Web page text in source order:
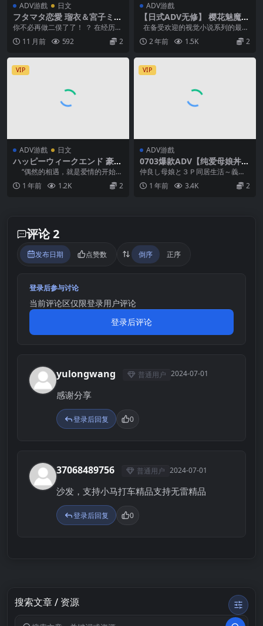
ADV游戲 日文
フタマタ恋愛 瑠衣＆宮子ミニ
アフターストーリー 通常版
(ver20222.08.26)
你不必再做二俣了了！ ？ 在经历了
波折 之后，主角终于找到了真爱。
但他们不允许...
11 月前 592 2
ADV游戲
【日式ADV无修】 樱花魅魔9
Sakura Succubus9 官中步兵
版
在备受欢迎的视觉小说系列的最新
作《Sakura Succubus ...
2 年前 1.5K 2
VIP
ADV游戲 日文
ハッピーウィークエンド 豪華
限定版 + Voice Drama
“偶然的相遇，就是爱情的开始
吗……？” “大学生略显成熟的恋爱故
事” ...1 年前 1.2K 2
VIP
ADV游戲
0703爆款ADV【纯爱母娘丼】
和母女两人的3P同居生活～在
岳母的指导下夫妻和睦~仲良
し母娘と３Ｐ同居生活【中文
仲良し母娘と３Ｐ同居生活～義母
の指導で夫婦円満 V1.0 游戏介绍·
和哉和美咲...
1 年前 3.4K 2
评论 2
发布日期 点赞数 倒序 正序
登录后参与讨论
当前评论区仅限登录用户评论
登录后评论
Y yulongwang 普通用户 2024-07-01
感谢分享
登录后回复 0
3 37068489756 普通用户 2024-07-01
沙发，支持小马打车精品支持无雷精品
登录后回复 0
搜索文章 / 资源